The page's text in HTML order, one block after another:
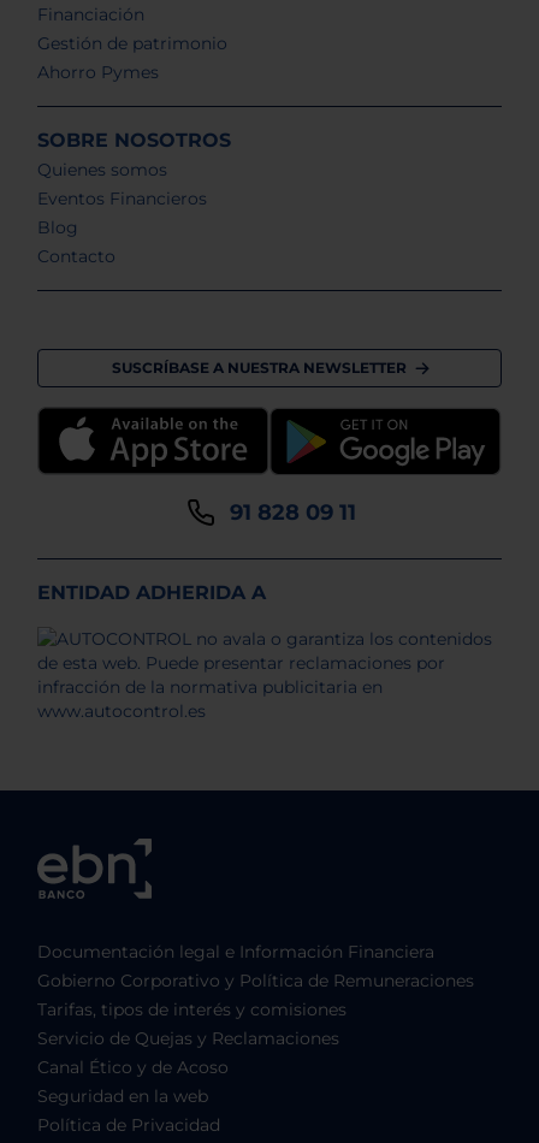
Financiación
Gestión de patrimonio
Ahorro Pymes
SOBRE NOSOTROS
Quienes somos
Eventos Financieros
Blog
Contacto
SUSCRÍBASE A NUESTRA NEWSLETTER
91 828 09 11
ENTIDAD ADHERIDA A
Documentación legal e Información Financiera
Gobierno Corporativo y Política de Remuneraciones
Tarifas, tipos de interés y comisiones
Servicio de Quejas y Reclamaciones
Canal Ético y de Acoso
Seguridad en la web
Política de Privacidad